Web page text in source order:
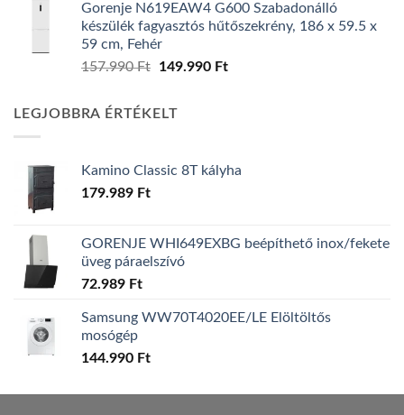
was:
139.990 Ft.
is:
119.990 Ft.
Gorenje N619EAW4 G600 Szabadonálló
készülék fagyasztós hűtőszekrény, 186 x 59.5 x
59 cm, Fehér
157.990Ft
Original
157.990 Ft.
149.990 FtCurrent
LEGJOBBRA ÉRTÉKELT
Kamino Classic 8T kályha
179.989 Ft
GORENJE WHI649EXBG beépíthető inox/fekete
üveg páraelszívó
72.989 Ft
Samsung WW70T4020EE/LE Elöltöltős
mosógép
144.990 Ft